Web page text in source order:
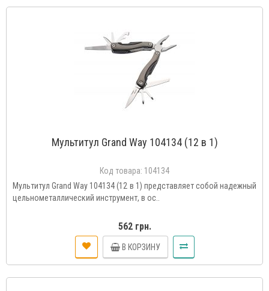
Мультитул Grand Way 104134 (12 в 1)
Код товара: 104134
Мультитул Grand Way 104134 (12 в 1) представляет собой надежный
цельнометаллический инструмент, в ос..
562 грн.
В КОРЗИНУ